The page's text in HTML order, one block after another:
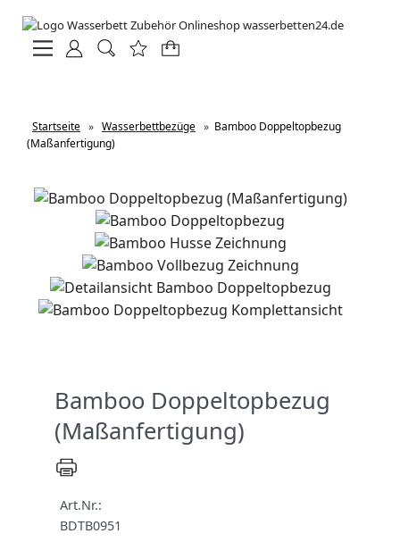
Startseite » Wasserbettbezüge » Bamboo Doppeltopbezug
(Maßanfertigung)
Bamboo Doppeltopbezug
(Maßanfertigung)
Art.Nr.:
BDTB0951